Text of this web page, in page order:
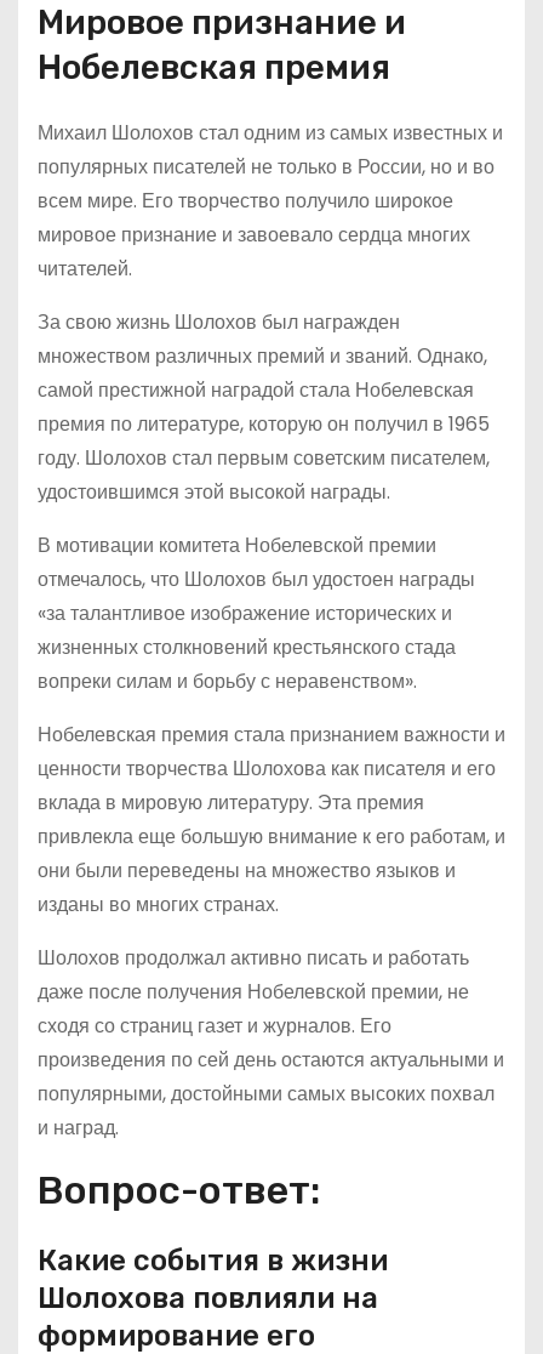
Мировое признание и
Нобелевская премия
Михаил Шолохов стал одним из самых известных и
популярных писателей не только в России, но и во
всем мире. Его творчество получило широкое
мировое признание и завоевало сердца многих
читателей.
За свою жизнь Шолохов был награжден
множеством различных премий и званий. Однако,
самой престижной наградой стала Нобелевская
премия по литературе, которую он получил в 1965
году. Шолохов стал первым советским писателем,
удостоившимся этой высокой награды.
В мотивации комитета Нобелевской премии
отмечалось, что Шолохов был удостоен награды
«за талантливое изображение исторических и
жизненных столкновений крестьянского стада
вопреки силам и борьбу с неравенством».
Нобелевская премия стала признанием важности и
ценности творчества Шолохова как писателя и его
вклада в мировую литературу. Эта премия
привлекла еще большую внимание к его работам, и
они были переведены на множество языков и
изданы во многих странах.
Шолохов продолжал активно писать и работать
даже после получения Нобелевской премии, не
сходя со страниц газет и журналов. Его
произведения по сей день остаются актуальными и
популярными, достойными самых высоких похвал
и наград.
Вопрос-ответ:
Какие события в жизни
Шолохова повлияли на
формирование его